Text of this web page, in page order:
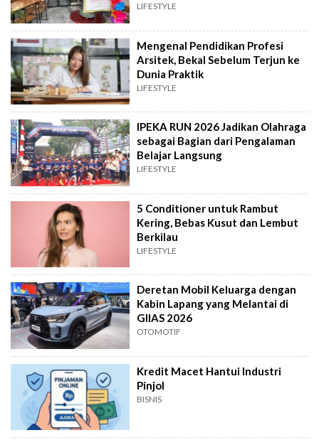
LIFESTYLE
Mengenal Pendidikan Profesi
Arsitek, Bekal Sebelum Terjun ke
Dunia Praktik
LIFESTYLE
IPEKA RUN 2026 Jadikan Olahraga
sebagai Bagian dari Pengalaman
Belajar Langsung
LIFESTYLE
5 Conditioner untuk Rambut
Kering, Bebas Kusut dan Lembut
Berkilau
LIFESTYLE
Deretan Mobil Keluarga dengan
Kabin Lapang yang Melantai di
GIIAS 2026
OTOMOTIF
Kredit Macet Hantui Industri
Pinjol
BISNIS